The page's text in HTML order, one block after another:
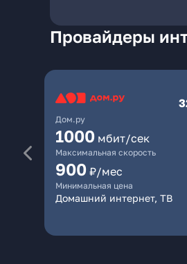
Провайдеры
Дом.ру
1000 мбит/сек
Максимальная скорость
900 ₽/мес
Минимальная цена
Домашний интернет, ТВ